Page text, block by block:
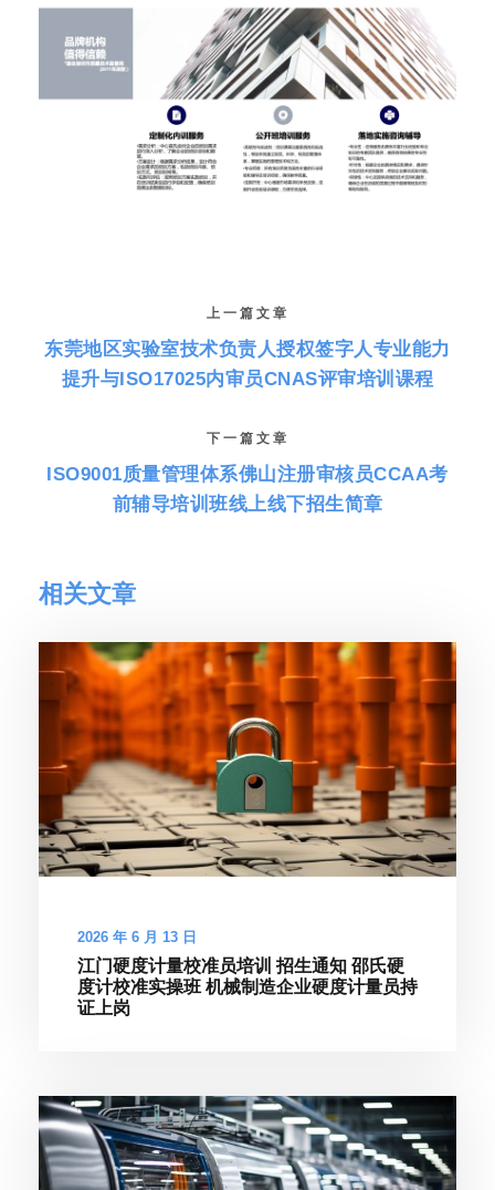
上一篇文章
东莞地区实验室技术负责人授权签字人专业能力
提升与ISO17025内审员CNAS评审培训课程
下一篇文章
ISO9001质量管理体系佛山注册审核员CCAA考
前辅导培训班线上线下招生简章
相关文章
2026 年 6 月 13 日
江门硬度计量校准员培训 招生通知 邵氏硬
度计校准实操班 机械制造企业硬度计量员持
证上岗